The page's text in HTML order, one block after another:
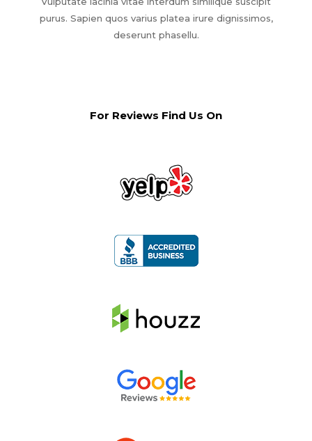
purus. Sapien quos varius platea irure dignissimos,
deserunt phasellu.
For Reviews Find Us On